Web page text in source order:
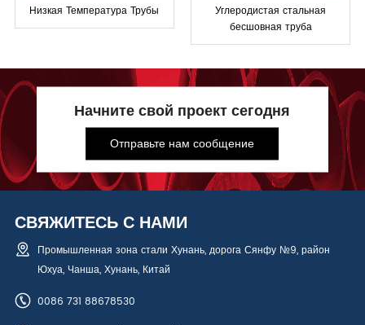
Низкая Температура Трубы
Углеродистая стальная
бесшовная труба
Начните свой проект сегодня
Отправьте нам сообщение
СВЯЖИТЕСЬ С НАМИ
Промышленная зона стали Хунань, дорога Сянфу №9, район
Юхуа, Чанша, Хунань, Китай
0086 731 88678530